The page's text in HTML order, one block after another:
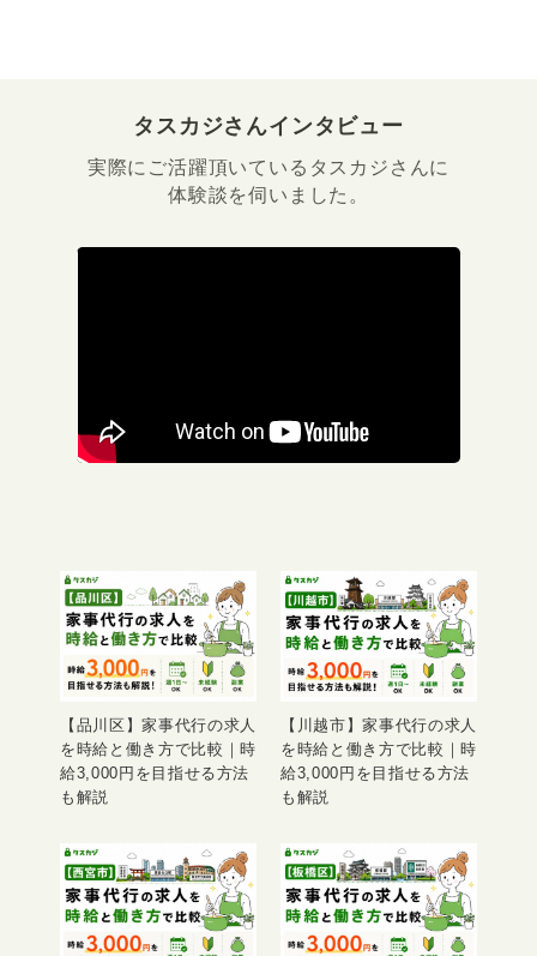
タスカジさんインタビュー
実際にご活躍頂いているタスカジさんに
体験談を伺いました。
【品川区】家事代行の求人
を時給と働き方で比較｜時
給3,000円を目指せる方法
も解説
【川越市】家事代行の求人
を時給と働き方で比較｜時
給3,000円を目指せる方法
も解説